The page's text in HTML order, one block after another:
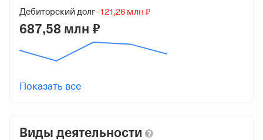
ИНН
7710209063
ОГРН
от 29 октября 2002
Дебиторский долг−121,26 млн ₽
687,58 млн ₽
Показать все
Виды деятельности